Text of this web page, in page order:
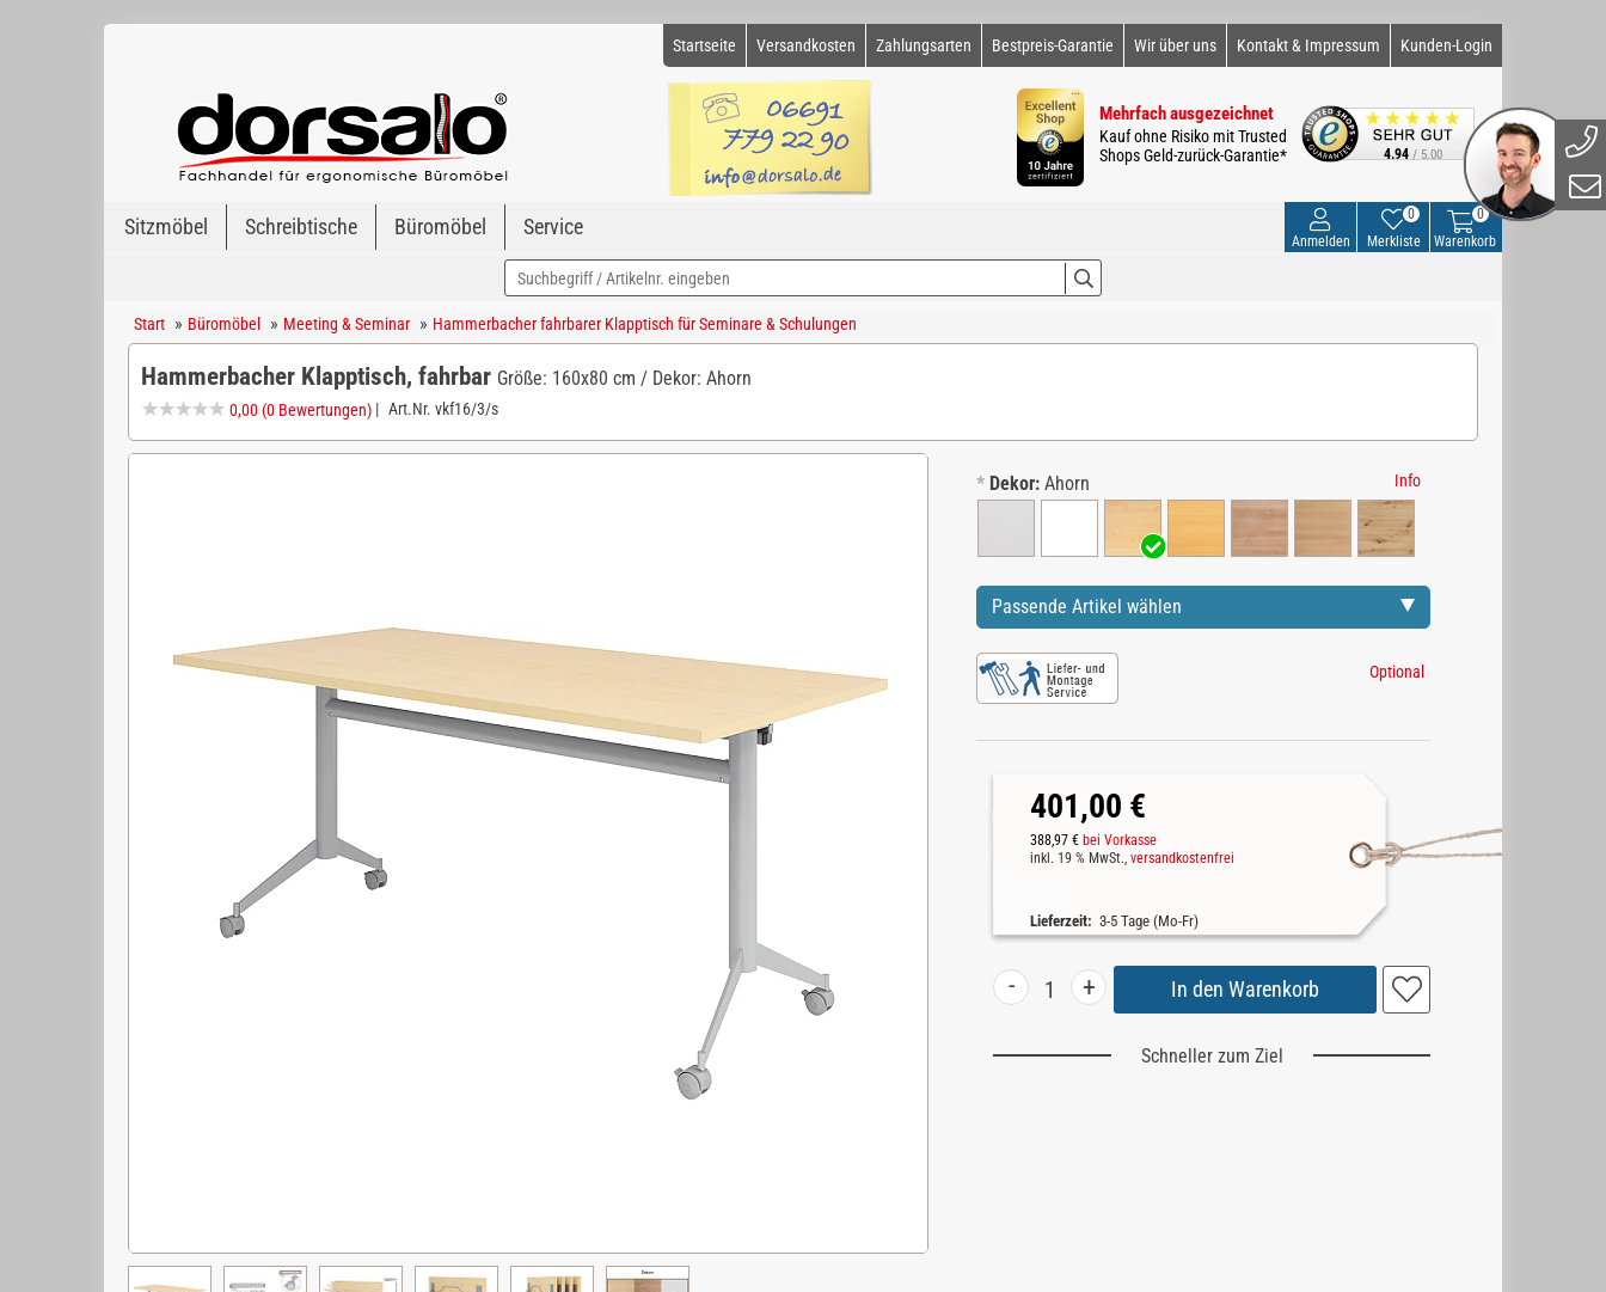
Startseite Versandkosten Zahlungsarten Bestpreis-Garantie Wir über uns Kontakt & Impressum Kunden-Login
Mehrfach ausgezeichnet
Kauf ohne Risiko mit Trusted
Shops Geld-zurück-Garantie*
4.94 / 5.00
Sitzmöbel Schreibtische Büromöbel Service
0
Warenkorb
Merkliste
0
Anmelden
Start » Büromöbel » Meeting & Seminar » Hammerbacher fahrbarer Klapptisch für Seminare & Schulungen
Hammerbacher Klapptisch, fahrbar Größe: 160x80 cm / Dekor: Ahorn
0,00 (0 Bewertungen) | Art.Nr. vkf16/3/s
* Dekor: Ahorn Info
Passende Artikel wählen
Optional
401,00 €
388,97 € bei Vorkasse
inkl. 19 % MwSt., versandkostenfrei
Lieferzeit: 3-5 Tage (Mo-Fr)
- +
Schneller zum Ziel